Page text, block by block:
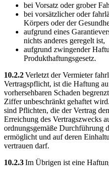
bei Vorsatz oder grober
bei vorsätzlicher oder
Körpers oder der
aufgrund eines
nichts anderes geregelt ist,
aufgrund zwingender
Produkthaftungsgesetz.
10.2.2Verletzt der Vermieter
Vertragspflicht, ist die Haftung
vorhersehbaren Schaden
Ziffer unbeschränkt gehaftet
sind Pflichten, die der Vertrag
Erreichung des Vertragszwecks
ordnungsgemäße Durchführung
ermöglicht und auf deren
vertrauen darf.
10.2.3Im Übrigen ist eine